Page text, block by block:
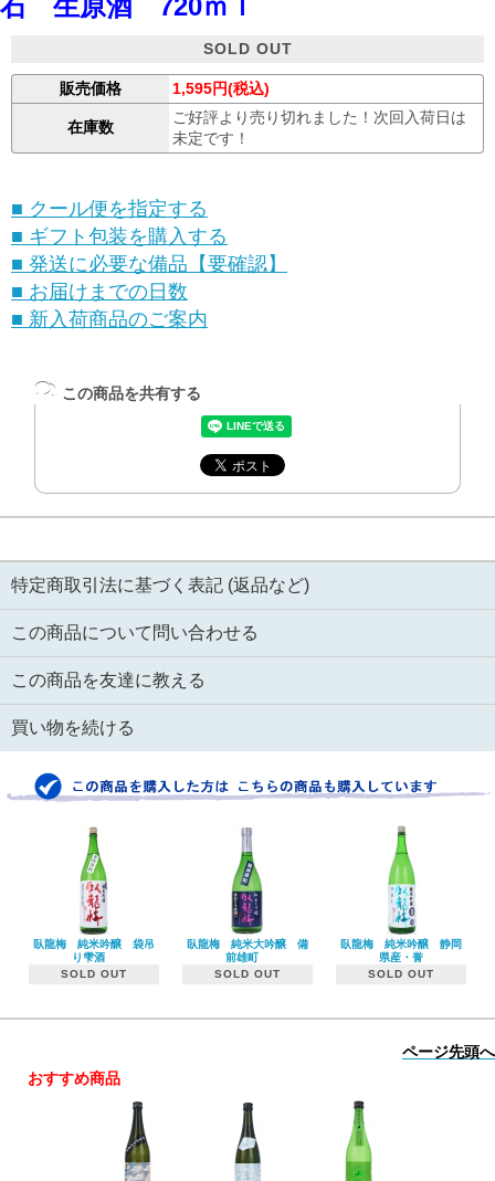
SOLD OUT
販売価格 1,595円(税込)
在庫数
ご好評より売り切れました！次回入荷日は
未定です！
■ クール便を指定する
■ ギフト包装を購入する
■ 発送に必要な備品【要確認】
■ お届けまでの日数
■ 新入荷商品のご案内
この商品を共有する
特定商取引法に基づく表記 (返品など)
この商品について問い合わせる
この商品を友達に教える
買い物を続ける
臥龍梅 純米吟醸 袋吊
り雫酒
SOLD OUT
臥龍梅 純米大吟醸 備
前雄町
SOLD OUT
臥龍梅 純米吟醸 静岡
県産・誉
SOLD OUT
ページ先頭へ
おすすめ商品